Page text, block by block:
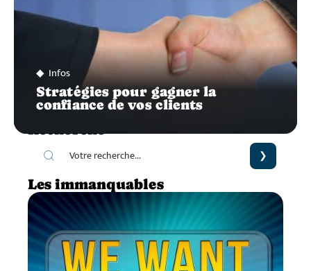
Infos
Stratégies pour gagner la
confiance de vos clients
Les immanquables